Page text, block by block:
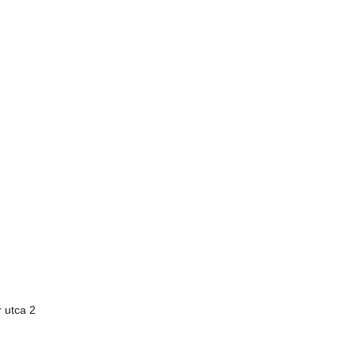
utca 2